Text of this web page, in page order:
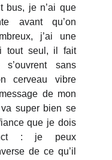
bus, je n’ai que
avant qu’on
j’ai une
tout seul, il fait
sans
cerveau vibre
de mon
super bien se
que je dois
: je peux
de ce qu’il